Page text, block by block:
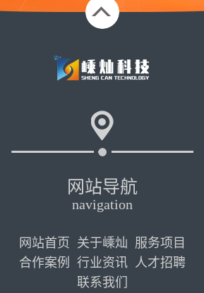
网站导航
navigation
网站首页 关于嵊灿 服务项目
合作案例
行业资讯 人才招聘
联系我们